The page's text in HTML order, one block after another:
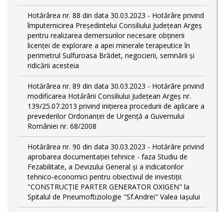
Hotărârea nr. 88 din data 30.03.2023 - Hotărâre privind
împuternicirea Președintelui Consiliului Județean Argeș
pentru realizarea demersurilor necesare obținerii
licenței de explorare a apei minerale terapeutice în
perimetrul Sulfuroasa Brădet, negocierii, semnării și
ridicării acesteia
Hotărârea nr. 89 din data 30.03.2023 - Hotărâre privind
modificarea Hotărârii Consiliului Județean Argeș nr.
139/25.07.2013 privind inițierea procedurii de aplicare a
prevederilor Ordonanței de Urgență a Guvernului
României nr. 68/2008
Hotărârea nr. 90 din data 30.03.2023 - Hotărâre privind
aprobarea documentației tehnice - faza Studiu de
Fezabilitate, a Devizului General și a indicatorilor
tehnico-economici pentru obiectivul de investiții:
"CONSTRUCȚIE PARTER GENERATOR OXIGEN" la
Spitalul de Pneumoftiziologie "Sf.Andrei" Valea Iașului